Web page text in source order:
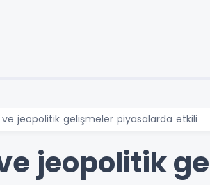
ve jeopolitik gelişmeler piyasalarda etkili
jeopolitik